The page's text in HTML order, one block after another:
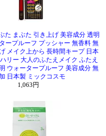
た まぶた 引き上げ 美容成分 透明
ープルーフ プッシャー 無香料 無
メイク上から 長時間キープ 日本
リー 大人のふたえメイク ふたえ
ウォータープルーフ 美容成分 無
日本製 ミックコスモ
1,063円